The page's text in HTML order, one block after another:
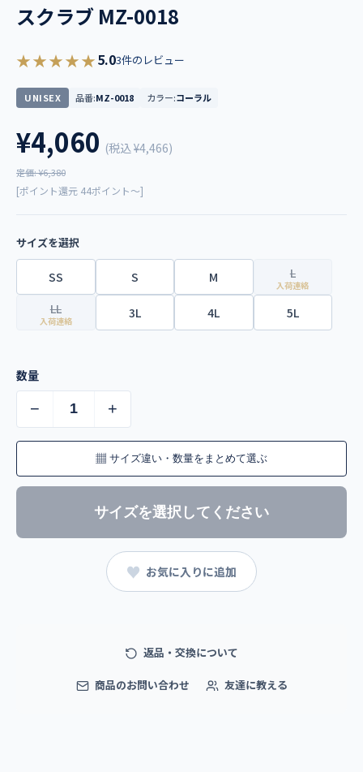
スクラブ MZ-0018
★★★★★5.03件のレビュー
UNISEX 品番:MZ-0018 カラー:コーラル
¥4,060 (税込¥4,466)
定価: ¥6,380
[ポイント還元 44ポイント～]
サイズを選択
SS S M L
入荷連絡
LL
入荷連絡
3L 4L 5L
数量
− +
▦ サイズ違い・数量をまとめて選ぶ
サイズを選択してください
♥ お気に入りに追加
返品・交換について
商品のお問い合わせ 友達に教える